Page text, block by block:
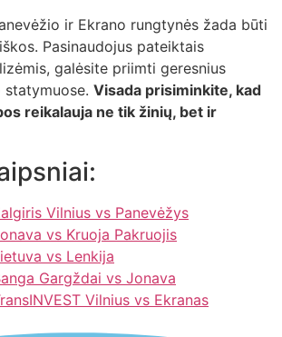
ir Ekrano rungtynės žada būti
Pasinaudojus pateiktais
galėsite priimti geresnius
statymuose. Visada prisiminkite, kad
reikalauja ne tik žinių, bet ir
Vilnius vs Panevėžys
vs Kruoja Pakruojis
vs Lenkija
Gargždai vs Jonava
Vilnius vs Ekranas